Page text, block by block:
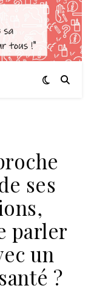
ses
parler
un
?